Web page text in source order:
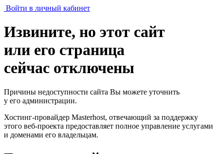
Войти в личный кабинет
Извините, но этот сайт
или его страница
сейчас отключены
Причины недоступности сайта Вы можете уточнить
у его администрации.
Хостинг-провайдер Masterhost, отвечающий за поддержку
этого веб-проекта предоставляет полное управление услугами
и доменами его владельцам.